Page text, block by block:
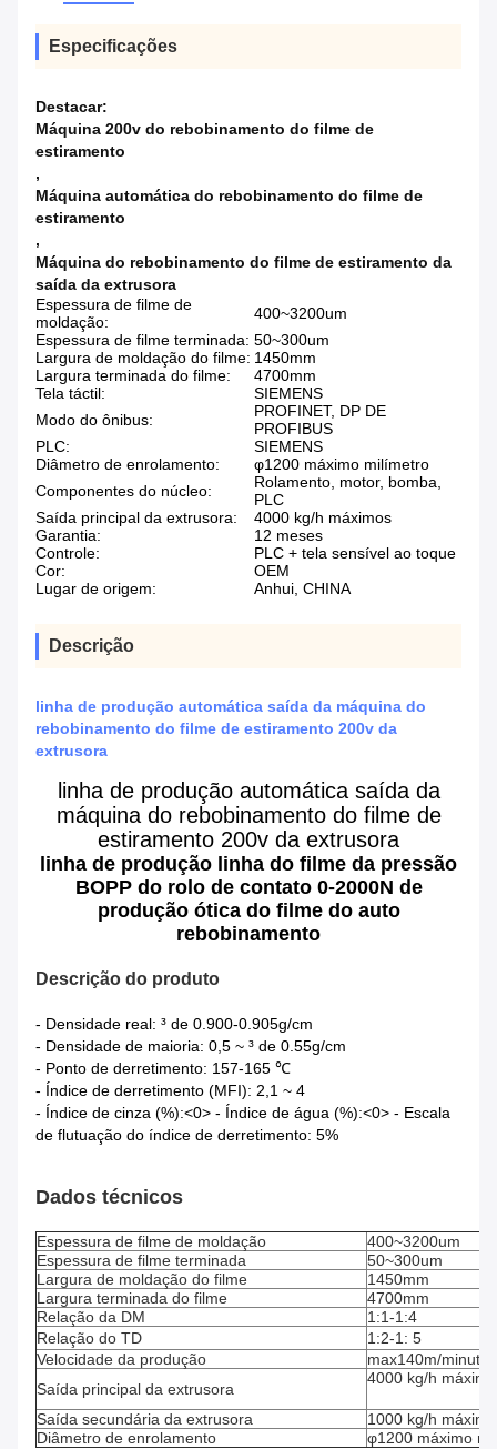
Especificações
Destacar:
Máquina 200v do rebobinamento do filme de
estiramento
,
Máquina automática do rebobinamento do filme de
estiramento
,
Máquina do rebobinamento do filme de estiramento da
saída da extrusora
Espessura de filme de
moldação:
400~3200um
Espessura de filme terminada: 50~300um
Largura de moldação do filme: 1450mm
Largura terminada do filme:
4700mm
Tela táctil:
SIEMENS
Modo do ônibus:
PROFINET, DP DE
PROFIBUS
PLC:
SIEMENS
Diâmetro de enrolamento:
φ1200 máximo milímetro
Componentes do núcleo:
Rolamento, motor, bomba,
PLC
Saída principal da extrusora:
4000 kg/h máximos
Garantia:
12 meses
Controle:
PLC + tela sensível ao toque
Cor:
OEM
Lugar de origem:
Anhui, CHINA
Descrição
linha de produção automática saída da máquina do
rebobinamento do filme de estiramento 200v da
extrusora
linha de produção automática saída da
máquina do rebobinamento do filme de
estiramento 200v da extrusora
linha de produção linha do filme da pressão
BOPP do rolo de contato 0-2000N de
produção ótica do filme do auto
rebobinamento
Descrição do produto
- Densidade real: ³ de 0.900-0.905g/cm
- Densidade de maioria: 0,5 ~ ³ de 0.55g/cm
- Ponto de derretimento: 157-165 ℃
- Índice de derretimento (MFI): 2,1 ~ 4
- Índice de cinza (%):<0> - Índice de água (%):<0> - Escala
de flutuação do índice de derretimento: 5%
Dados técnicos
Espessura de filme de moldação
400~3200um
Espessura de filme terminada
50~300um
Largura de moldação do filme
1450mm
Largura terminada do filme
4700mm
Relação da DM
1:1-1:4
Relação do TD
1:2-1: 5
Velocidade da produção
max140m/minuto
Saída principal da extrusora
4000 kg/h
Saída secundária da extrusora
1000 kg/h
Diâmetro de enrolamento
φ1200 máximo